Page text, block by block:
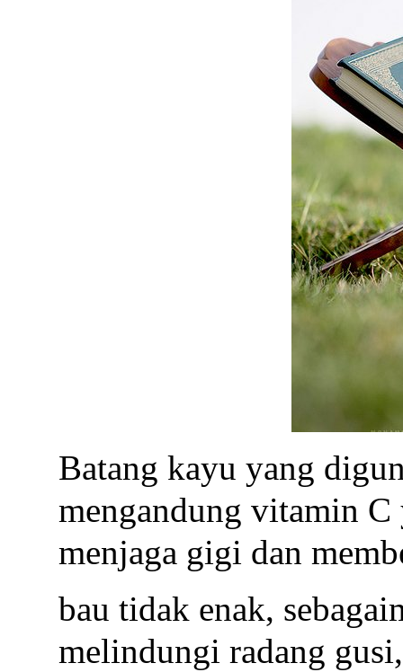
Batang kayu yang
mengandung vitamin
menjaga gigi dan
bau tidak enak,
melindungi radang